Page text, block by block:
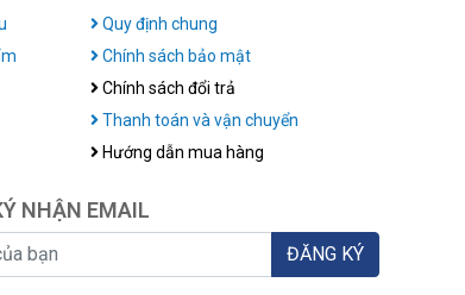
Quy định chung
Chính sách bảo mật
Chính sách đổi trả
Thanh toán và vận chuyển
Hướng dẫn mua hàng
NHẬN EMAIL
ĐĂNG KÝ